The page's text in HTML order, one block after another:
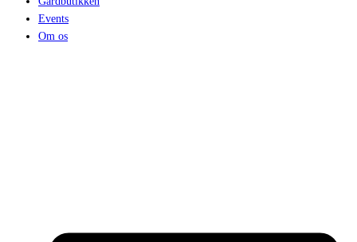
Events
Om os